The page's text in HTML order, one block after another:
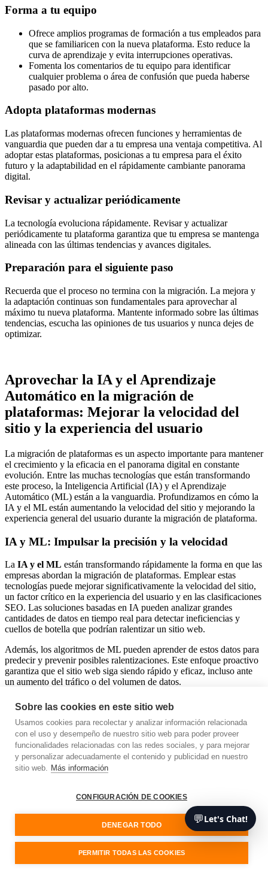
Forma a tu equipo
Ofrece amplios programas de formación a tus empleados para
que se familiaricen con la nueva plataforma. Esto reduce la
curva de aprendizaje y evita interrupciones operativas.
Fomenta los comentarios de tu equipo para identificar
cualquier problema o área de confusión que pueda haberse
pasado por alto.
Adopta plataformas modernas
Las plataformas modernas ofrecen funciones y herramientas de
vanguardia que pueden dar a tu empresa una ventaja competitiva. Al
adoptar estas plataformas, posicionas a tu empresa para el éxito
futuro y la adaptabilidad en el rápidamente cambiante panorama
digital.
Revisar y actualizar periódicamente
La tecnología evoluciona rápidamente. Revisar y actualizar
periódicamente tu plataforma garantiza que tu empresa se mantenga
alineada con las últimas tendencias y avances digitales.
Preparación para el siguiente paso
Recuerda que el proceso no termina con la migración. La mejora y
la adaptación continuas son fundamentales para aprovechar al
máximo tu nueva plataforma. Mantente informado sobre las últimas
tendencias, escucha las opiniones de tus usuarios y nunca dejes de
optimizar.
Aprovechar la IA y el Aprendizaje
Automático en la migración de
plataformas: Mejorar la velocidad del
sitio y la experiencia del usuario
La migración de plataformas es un aspecto importante para mantener
el crecimiento y la eficacia en el panorama digital en constante
evolución. Entre las muchas tecnologías que están transformando
este proceso, la Inteligencia Artificial (IA) y el Aprendizaje
Automático (ML) están a la vanguardia. Profundizamos en cómo la
IA y el ML están aumentando la velocidad del sitio y mejorando la
experiencia general del usuario durante la migración de plataforma.
IA y ML: Impulsar la precisión y la velocidad
La IA y el ML están transformando rápidamente la forma en que las
empresas abordan la migración de plataformas. Emplear estas
tecnologías puede mejorar significativamente la velocidad del sitio,
un factor crítico en la experiencia del usuario y en las clasificaciones
SEO. Las soluciones basadas en IA pueden analizar grandes
cantidades de datos en tiempo real para detectar ineficiencias y
cuellos de botella que podrían ralentizar un sitio web.
Además, los algoritmos de ML pueden aprender de estos datos para
predecir y prevenir posibles ralentizaciones. Este enfoque proactivo
garantiza que el sitio web siga siendo rápido y eficaz, incluso ante
un aumento del tráfico o del volumen de datos.
Mejorar la experiencia del usuario con IA y ML
Además de mejorar la velocidad del sitio, las tecnologías de IA y
ML también desempeñan un papel crucial en la mejora de la
experiencia del usuario durante la migración de plataforma. La IA
puede ayudar a reproducir e incluso mejorar las funciones de
personalización del usuario de la antigua plataforma, garantizando
Contenido personalizado:Los algoritmos de IA pueden
analizar los datos de comportamiento del usuario para ofrecer
contenidos personalizados. Esto incluye recomendaciones de
productos, promociones a medida y contenidos dinámicos que
Mejora de la funcionalidad de búsqueda:
mejorar enormemente la funcionalidad de búsqueda de un
💬Let's Chat!
Sobre las cookies en este sitio web
Usamos cookies para recolectar y analizar información relacionada
con el uso y desempeño de nuestro sitio web para poder proveer
funcionalidades relacionadas con las redes sociales, y para mejorar
y personalizar adecuadamente el contenido y publicidad en nuestro
sitio web. Más información
CONFIGURACIÓN DE COOKIES
DENEGAR TODO
PERMITIR TODAS LAS COOKIES